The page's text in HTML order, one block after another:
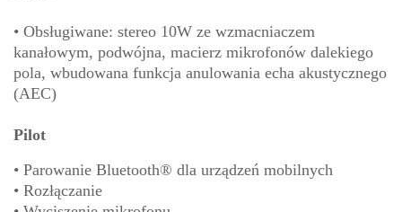
• Obsługiwane: stereo 10W ze wzmacniaczem
kanałowym, podwójna, macierz mikrofonów dalekiego
pola, wbudowana funkcja anulowania echa akustycznego
(AEC)
Pilot
• Parowanie Bluetooth® dla urządzeń mobilnych
• Rozłączanie